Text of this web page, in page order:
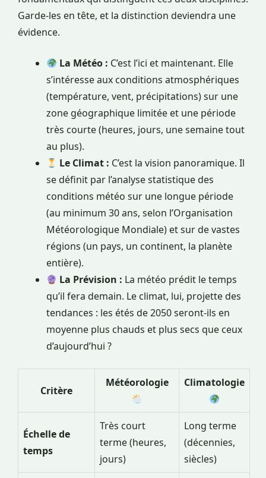
Garde-les en tête, et la distinction deviendra une
évidence.
La Météo : C’est l’ici et maintenant. Elle
s’intéresse aux conditions atmosphériques
(température, vent, précipitations) sur une
zone géographique limitée et une période
très courte (heures, jours, une semaine tout
au plus).
Le Climat : C’est la vision panoramique. Il
se définit par l’analyse statistique des
conditions météo sur une longue période
(au minimum 30 ans, selon l’Organisation
Météorologique Mondiale) et sur de vastes
régions (un pays, un continent, la planète
entière).
La Prévision : La météo prédit le temps
qu’il fera demain. Le climat, lui, projette des
tendances : les étés de 2050 seront-ils en
moyenne plus chauds et plus secs que ceux
d’aujourd’hui ?
Critère
Météorologie Climatologie
Échelle de
temps
Très court
terme (heures,
jours)
Long terme
(décennies,
siècles)